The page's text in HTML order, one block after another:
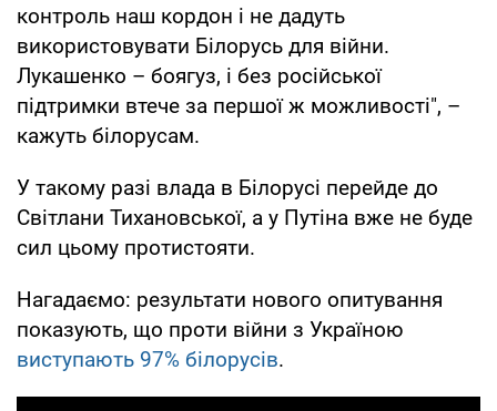
контроль наш кордон і не дадуть
використовувати Білорусь для війни.
Лукашенко – боягуз, і без російської
підтримки втече за першої ж можливості", –
кажуть білорусам.
У такому разі влада в Білорусі перейде до
Світлани Тихановської, а у Путіна вже не буде
сил цьому протистояти.
Нагадаємо: результати нового опитування
показують, що проти війни з Україною
виступають 97% білорусів.